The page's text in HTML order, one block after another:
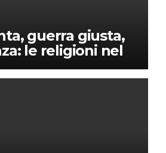
guerra giusta,
le religioni nel
mondiale